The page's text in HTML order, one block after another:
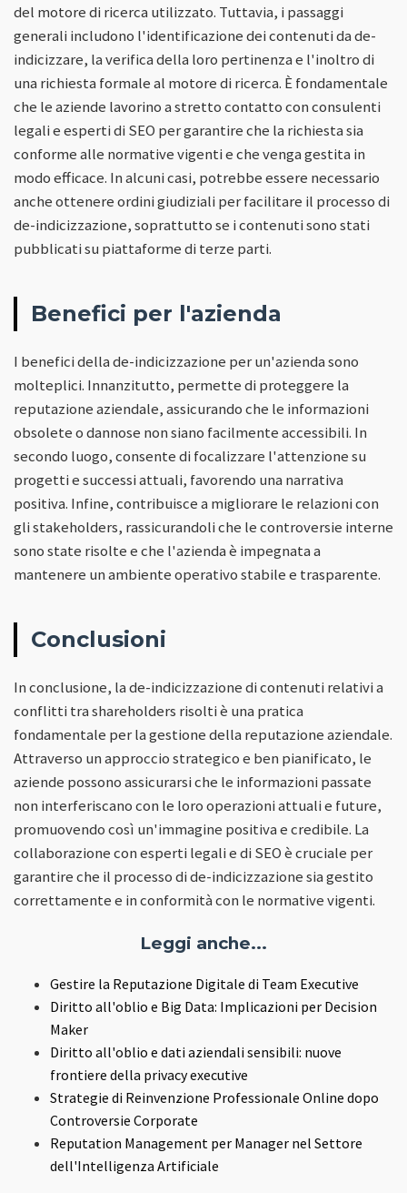
del motore di ricerca utilizzato. Tuttavia, i passaggi
generali includono l'identificazione dei contenuti da de-
indicizzare, la verifica della loro pertinenza e l'inoltro di
una richiesta formale al motore di ricerca. È fondamentale
che le aziende lavorino a stretto contatto con consulenti
legali e esperti di SEO per garantire che la richiesta sia
conforme alle normative vigenti e che venga gestita in
modo efficace. In alcuni casi, potrebbe essere necessario
anche ottenere ordini giudiziali per facilitare il processo di
de-indicizzazione, soprattutto se i contenuti sono stati
pubblicati su piattaforme di terze parti.
Benefici per l'azienda
I benefici della de-indicizzazione per un'azienda sono
molteplici. Innanzitutto, permette di proteggere la
reputazione aziendale, assicurando che le informazioni
obsolete o dannose non siano facilmente accessibili. In
secondo luogo, consente di focalizzare l'attenzione su
progetti e successi attuali, favorendo una narrativa
positiva. Infine, contribuisce a migliorare le relazioni con
gli stakeholders, rassicurandoli che le controversie interne
sono state risolte e che l'azienda è impegnata a
mantenere un ambiente operativo stabile e trasparente.
Conclusioni
In conclusione, la de-indicizzazione di contenuti relativi a
conflitti tra shareholders risolti è una pratica
fondamentale per la gestione della reputazione aziendale.
Attraverso un approccio strategico e ben pianificato, le
aziende possono assicurarsi che le informazioni passate
non interferiscano con le loro operazioni attuali e future,
promuovendo così un'immagine positiva e credibile. La
collaborazione con esperti legali e di SEO è cruciale per
garantire che il processo di de-indicizzazione sia gestito
correttamente e in conformità con le normative vigenti.
Leggi anche...
Gestire la Reputazione Digitale di Team Executive
Diritto all'oblio e Big Data: Implicazioni per Decision
Maker
Diritto all'oblio e dati aziendali sensibili: nuove
frontiere della privacy executive
Strategie di Reinvenzione Professionale Online dopo
Controversie Corporate
Reputation Management per Manager nel Settore
dell'Intelligenza Artificiale